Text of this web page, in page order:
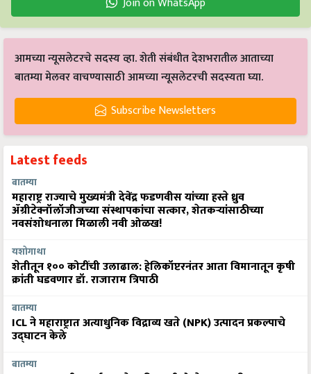
आमच्या न्यूसलेटरचे सदस्य व्हा. शेती संबंधीत देशभरातील आताच्या
बातम्या मेलवर वाचण्यासाठी आमच्या न्यूसलेटरची सदस्यता घ्या.
Subscribe Newsletters
Latest feeds
बातम्या
महाराष्ट्र राज्याचे मुख्यमंत्री देवेंद्र फडणवीस यांच्या हस्ते ध्रुव
ॲग्रीटेक्नॉलॉजीजच्या संस्थापकांचा सत्कार, शेतकऱ्यांसाठीच्या
नवसंशोधनाला मिळाली नवी ओळख!
यशोगाथा
शेतीतून १०० कोटींची उलाढाल: हेलिकॉप्टरनंतर आता विमानातून कृषी
क्रांती घडवणार डॉ. राजाराम त्रिपाठी
बातम्या
ICL ने महाराष्ट्रात अत्याधुनिक विद्राव्य खते (NPK) उत्पादन प्रकल्पाचे
उद्घाटन केले
बातम्या